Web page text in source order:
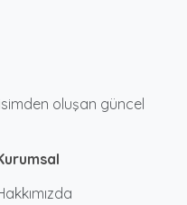
isimden oluşan güncel